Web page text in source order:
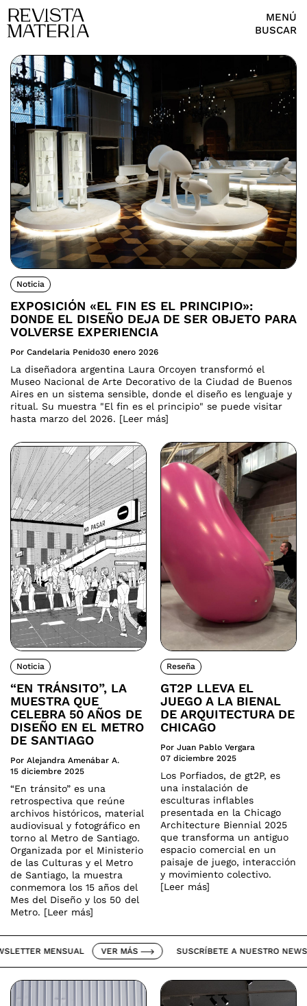
MENÚ
BUSCAR
Noticia
EXPOSICIÓN «EL FIN ES EL PRINCIPIO»:
DONDE EL DISEÑO DEJA DE SER OBJETO PARA
VOLVERSE EXPERIENCIA
Por Candelaria Penido30 enero 2026
La diseñadora argentina Laura Orcoyen transformó el
Museo Nacional de Arte Decorativo de la Ciudad de Buenos
Aires en un sistema sensible, donde el diseño es lenguaje y
ritual. Su muestra "El fin es el principio" se puede visitar
hasta marzo del 2026. [Leer más]
Noticia
“EN TRÁNSITO”, LA
MUESTRA QUE
CELEBRA 50 AÑOS DE
DISEÑO EN EL METRO
DE SANTIAGO
Por Alejandra Amenábar A.
15 diciembre 2025
“En tránsito” es una
retrospectiva que reúne
archivos históricos, material
audiovisual y fotográfico en
torno al Metro de Santiago.
Organizada por el Ministerio
de las Culturas y el Metro
de Santiago, la muestra
conmemora los 15 años del
Mes del Diseño y los 50 del
Metro. [Leer más]
Reseña
GT2P LLEVA EL
JUEGO A LA BIENAL
DE ARQUITECTURA DE
CHICAGO
Por Juan Pablo Vergara
07 diciembre 2025
Los Porfiados, de gt2P, es
una instalación de
esculturas inflables
presentada en la Chicago
Architecture Biennial 2025
que transforma un antiguo
espacio comercial en un
paisaje de juego, interacción
y movimiento colectivo.
[Leer más]
MENSUAL VER MÁS SUSCRÍBETE A NUESTRO